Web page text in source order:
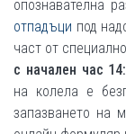
опознавателна
отпадъци под
част от
с начален час
на колела е
запазването на